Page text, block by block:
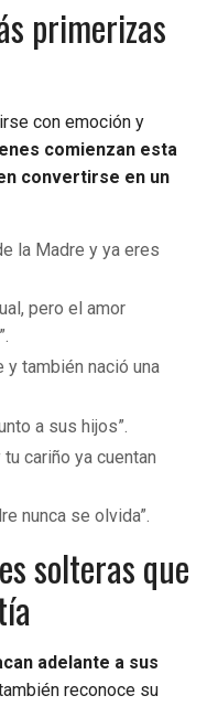
primerizas
con emoción y
comienzan esta
convertirse en un
la Madre y ya eres
pero el amor
y también nació una
a sus hijos”.
cariño ya cuentan
nunca se olvida”.
solteras que
adelante a sus
reconoce su